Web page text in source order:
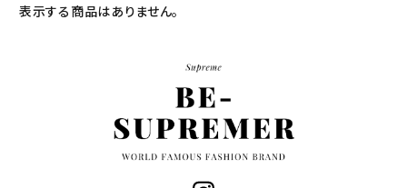
表示する商品はありません。